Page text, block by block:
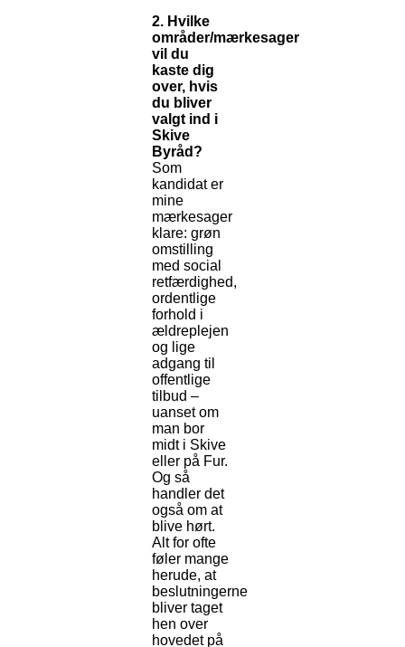
2. Hvilke
områder/mærkesager
vil du
kaste dig
over, hvis
du bliver
valgt ind i
Skive
Byråd?
Som
kandidat er
mine
mærkesager
klare: grøn
omstilling
med social
retfærdighed,
ordentlige
forhold i
ældreplejen
og lige
adgang til
offentlige
tilbud –
uanset om
man bor
midt i Skive
eller på Fur.
Og så
handler det
også om at
blive hørt.
Alt for ofte
føler mange
herude, at
beslutningerne
bliver taget
hen over
hovedet på